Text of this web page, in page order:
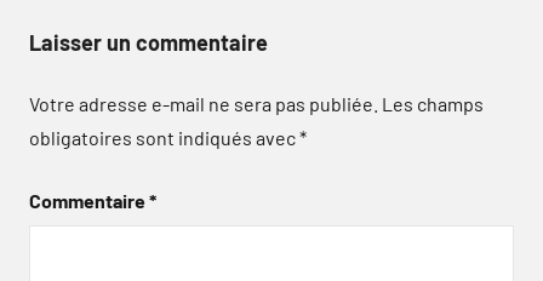
Laisser un commentaire
Votre adresse e-mail ne sera pas publiée. Les champs
obligatoires sont indiqués avec*
Commentaire*